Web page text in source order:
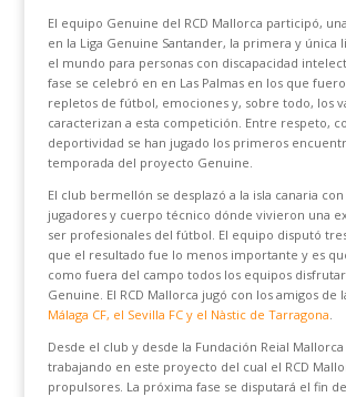
El equipo Genuine del RCD Mallorca participó,
en la Liga Genuine Santander, la primera y única
el mundo para personas con discapacidad
fase se celebró en en Las Palmas en los que
repletos de fútbol, emociones y, sobre todo, los
caracterizan a esta competición. Entre respeto,
deportividad se han jugado los primeros
temporada del proyecto Genuine.
El club bermellón se desplazó a la isla canaria
jugadores y cuerpo técnico dónde vivieron una
ser profesionales del fútbol. El equipo disputó
que el resultado fue lo menos importante y es
como fuera del campo todos los equipos
Genuine. El RCD Mallorca jugó con los amigos de
Málaga CF, el Sevilla FC y el Nàstic de Tarragona.
Desde el club y desde la Fundación Reial
trabajando en este proyecto del cual el RCD
propulsores. La próxima fase se disputará el fin